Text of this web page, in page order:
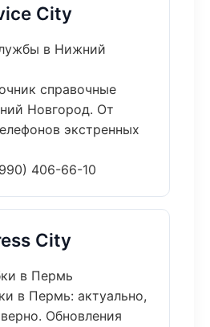
City
в Нижний
справочные
Новгород. От
экстренных
406-66-10
City
в Пермь
в Пермь: актуально,
Обновления